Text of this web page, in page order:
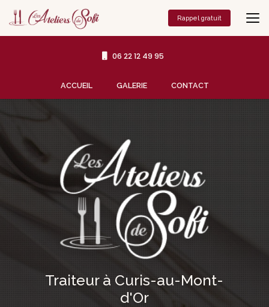
contenu
principal
06 22 12 49 95
ACCUEIL GALERIE CONTACT
Rappel gratuit
Traiteur à Curis-au-Mont-
d'Or